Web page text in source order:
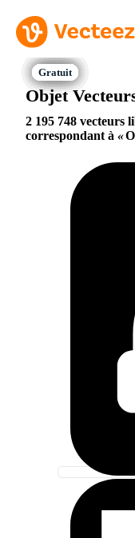
Objet
2 195 748 vecteurs
correspondant à